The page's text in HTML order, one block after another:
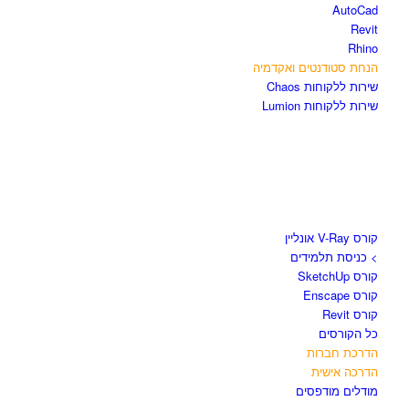
AutoCad
Revit
Rhino
הנחת סטודנטים ואקדמיה
שירות ללקוחות Chaos
שירות ללקוחות Lumion
קורס V-Ray אונליין
> כניסת תלמידים
קורס SketchUp
קורס Enscape
קורס Revit
כל הקורסים
הדרכת חברות
הדרכה אישית
מודלים מודפסים